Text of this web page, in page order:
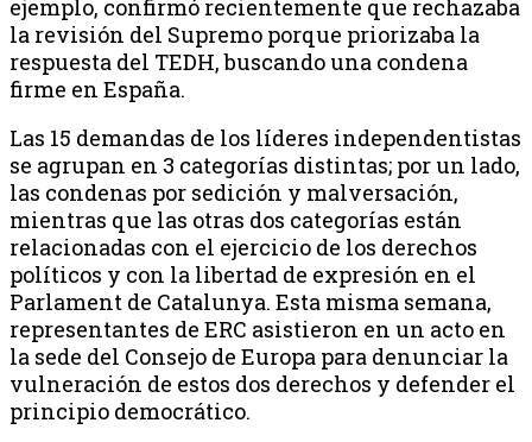
ejemplo, confirmó recientemente que rechazaba
la revisión del Supremo porque priorizaba la
respuesta del TEDH, buscando una condena
firme en España.
Las 15 demandas de los líderes independentistas
se agrupan en 3 categorías distintas; por un lado,
las condenas por sedición y malversación,
mientras que las otras dos categorías están
relacionadas con el ejercicio de los derechos
políticos y con la libertad de expresión en el
Parlament de Catalunya. Esta misma semana,
representantes de ERC asistieron en un acto en
la sede del Consejo de Europa para denunciar la
vulneración de estos dos derechos y defender el
principio democrático.